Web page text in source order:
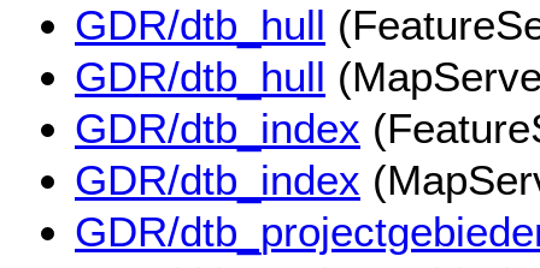
GDR/dtb_hull
GDR/dtb_hull
GDR/dtb_index
GDR/dtb_index
GDR/